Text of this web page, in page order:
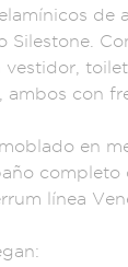
de
Silestone.
vestidor,
ambos con f
en
completo
línea